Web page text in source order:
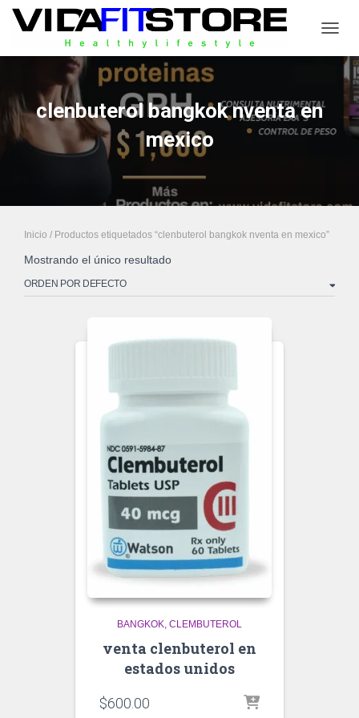
clenbuterol bangkok nventa en
mexico
Inicio / Productos etiquetados “clenbuterol bangkok nventa en mexico”
Mostrando el único resultado
BANGKOK CLEMBUTEROL
venta clenbuterol en
estados unidos
$600.00